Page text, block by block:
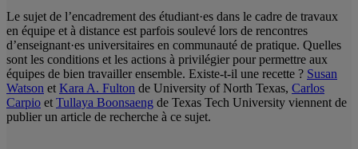
Le sujet de l’encadrement des étudiant·es dans le cadre de travaux
en équipe et à distance est parfois soulevé lors de rencontres
d’enseignant·es universitaires en communauté de pratique. Quelles
sont les conditions et les actions à privilégier pour permettre aux
équipes de bien travailler ensemble. Existe-t-il une recette ? Susan
Watson etKara A. Fulton de University of North Texas, Carlos
Carpio etTullaya Boonsaeng de Texas Tech University viennent de
publier un article de recherche à ce sujet.